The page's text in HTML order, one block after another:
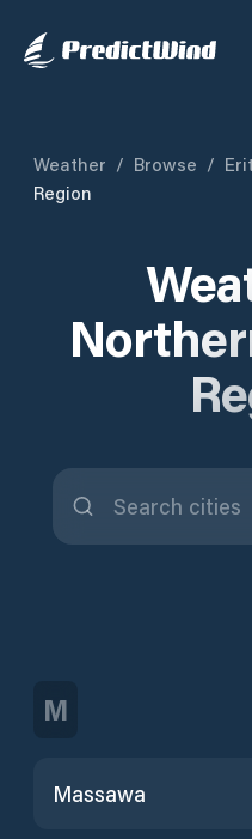
Weather / Browse /
Region
M
Massawa